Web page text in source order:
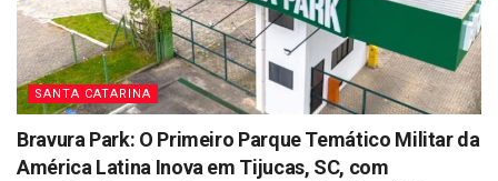
SANTA CATARINA
Bravura Park: O Primeiro Parque Temático Militar da
América Latina Inova em Tijucas, SC, com